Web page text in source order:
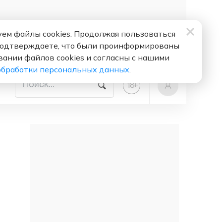
18+
файлы cookies. Продолжая пользоваться
что были проинформированы
файлов cookies и согласны с нашими
персональных данных.